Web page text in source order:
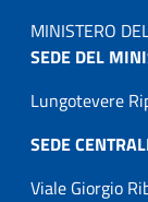
MINISTERO
SEDE DEL
Lungotevere
SEDE
Viale Giorgio